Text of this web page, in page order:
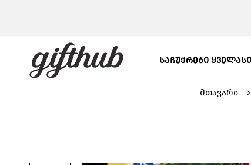
ᲡᲐᲩᲣᲥᲠᲔᲑᲘ
მთავარი